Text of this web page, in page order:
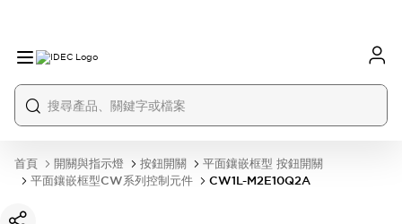
首頁 開關與指示燈 按鈕開關
平面鑲嵌框型 按鈕開關
平面鑲嵌框型CW系列控制元件
CW1L-M2E10Q2A